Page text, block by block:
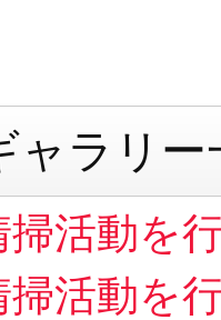
ャラリー
掃活動を
掃活動を